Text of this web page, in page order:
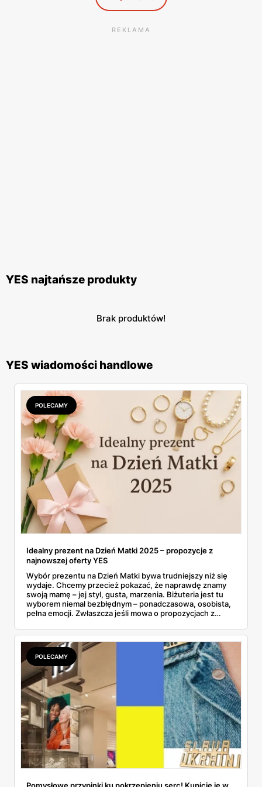
REKLAMA
YES najtańsze produkty
Brak produktów!
YES wiadomości handlowe
POLECAMY
Idealny prezent na Dzień Matki 2025 – propozycje z
najnowszej oferty YES
Wybór prezentu na Dzień Matki bywa trudniejszy niż się
wydaje. Chcemy przecież pokazać, że naprawdę znamy
swoją mamę – jej styl, gusta, marzenia. Biżuteria jest tu
wyborem niemal bezbłędnym – ponadczasowa, osobista,
pełna emocji. Zwłaszcza jeśli mowa o propozycjach z
symbolikę i atrakcyjne promocje. Co ważne, marka
przygotowała wyjątkową niespodziankę: 100 zł w
prezencie przy zakupach za minimum 500 zł – idealny
moment, by spełnić marzenie mamy... i nieco
zaoszczędzić. Złoto, srebro, perły, cyrkonie – propozycji
nie brakuje. Wśród nich znajdziemy coś zarówno dla
miłośniczek minimalizmu, jak i kobiet ceniących bardziej
wyraziste formy. To co, gotowi na inspiracje?
POLECAMY